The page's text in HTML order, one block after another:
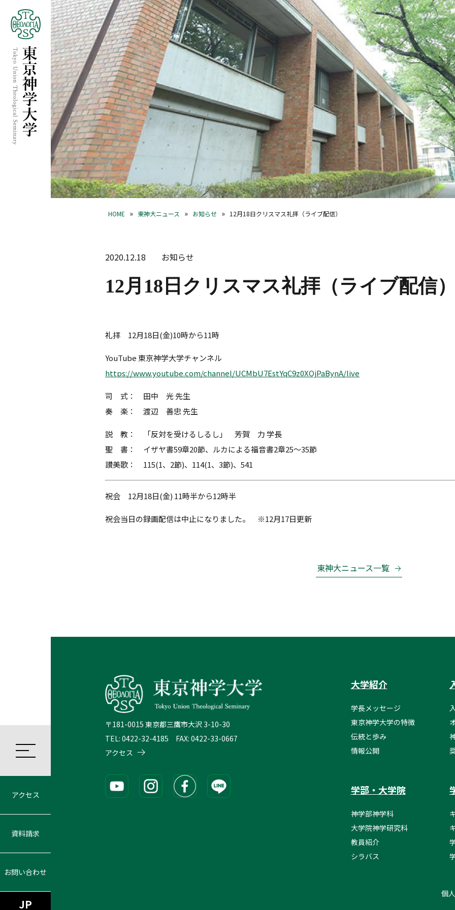
アクセス
資料請求
お問い合わせ
JP
HOME » 東神大ニュース » お知らせ » 12月18日クリスマス礼拝（ライブ配信）
2020.12.18 お知らせ
12月18日クリスマス礼拝（ライブ配信
礼拝 12月18日(金)10時から11時
YouTube 東京神学大学チャンネル
https://www.youtube.com/channel/UCMbU7EstYqC9z0XOjPaBynA/live
司 式： 田中 光 先生
奏 楽： 渡辺 善忠 先生
説 教： 「反対を受けるしるし」 芳賀 力 学長
聖 書： イザヤ書59章20節、ルカによる福音書2章25～35節
讃美歌： 115(1、2節)、114(1、3節)、541
祝会 12月18日(金) 11時半から12時半
祝会当日の録画配信は中止になりました。 ※12月17日更新
東神大ニュース一覧
〒181-0015 東京都三鷹市大沢 3-10-30
TEL: 0422-32-4185 FAX: 0422-33-0667
アクセス
大学紹介
学長メッセージ
東京神学大学の特徴
伝統と歩み
情報公開
学部・大学院
神学部神学科
大学院神学研究科
教員紹介
シラバス
個